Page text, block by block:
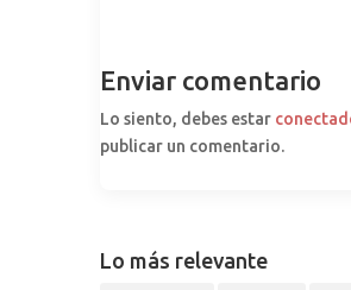
Enviar comentario
Lo siento, debes estar
publicar un comentario.
Lo más relevante